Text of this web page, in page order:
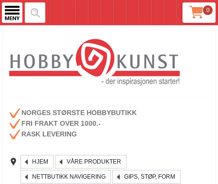
0
NORGES STØRSTE HOBBYBUTIKK
FRI FRAKT OVER 1000.-
RASK LEVERING
HJEM VÅRE PRODUKTER
NETTBUTIKK NAVIGERING GIPS, STØP, FORM